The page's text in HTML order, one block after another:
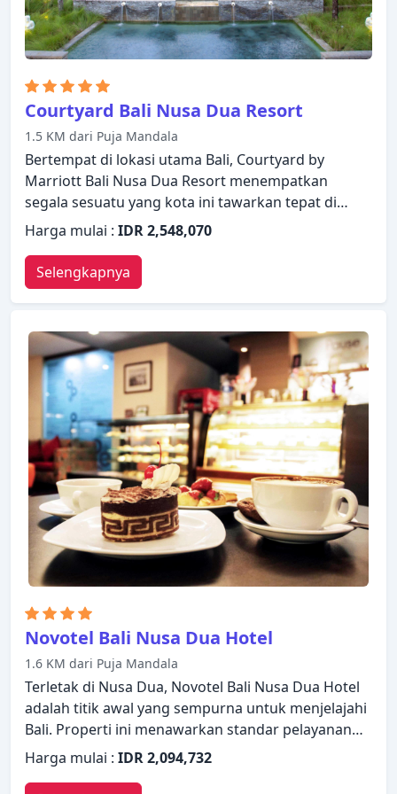
Courtyard Bali Nusa Dua Resort
1.5 KM dari Puja Mandala
Bertempat di lokasi utama Bali, Courtyard by
Marriott Bali Nusa Dua Resort menempatkan
segala sesuatu yang kota ini tawarkan tepat di
depan pintu kamar Anda. Hotel ini menawarkan
standar pelayanan dan fasilitas yang tinggi untuk
memenuhi setiap kebutuhan semua wisatawan.
Fasilitas-fasilitas seperti layanan kamar 24 jam, WiFi
gratis di semua kamar, satpam 24 jam, layanan
kebersihan harian, layanan taksi tersedia untuk
Anda nikmati. Kamar dilengkapi dengan segala
fasilitas yang Anda butuhkan untuk bermalam
dengan nyaman. Di beberapa kamar terdapat
televisi layar datar, rak pakaian, kopi instan gratis,
teh gratis, minuman selamat datang gratis.
Suasana tenang di hotel ini meluas hingga fasilitas
rekreasinya yang meliputi pantai pribadi, pusat
kebugaran, lapangan golf (sekitar 3 km), kolam
renang luar ruangan, spa. Courtyard by Marriott
Bali Nusa Dua Resort menggabungkan keramahan
yang hangat dengan suasana yang indah untuk
membuat kunjungan Anda di Bali tak terlupakan.
Harga mulai : IDR 2,548,070
Selengkapnya
Novotel Bali Nusa Dua Hotel
1.6 KM dari Puja Mandala
Terletak di Nusa Dua, Novotel Bali Nusa Dua Hotel
adalah titik awal yang sempurna untuk menjelajahi
Bali. Properti ini menawarkan standar pelayanan
dan fasilitas yang tinggi untuk memenuhi setiap
kebutuhan semua wisatawan. Layanan kamar 24
Harga mulai : IDR 2,094,732